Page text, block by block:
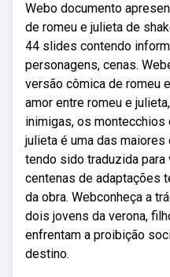
Webo documento
de romeu e julieta de
44 slides contendo
personagens, cenas.
versão cômica de romeu
amor entre romeu e
inimigas, os
julieta é uma das maiores
tendo sido traduzida
centenas de adaptações
da obra. Webconheça a
dois jovens da verona,
enfrentam a proibição
destino.